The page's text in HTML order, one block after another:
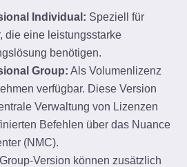
Individual: Speziell für
die eine leistungsstarke
benötigen.
Group: Als Volumenlizenz
verfügbar. Diese Version
Verwaltung von Lizenzen
Befehlen über das Nuance
(NMC).
Version können zusätzlich